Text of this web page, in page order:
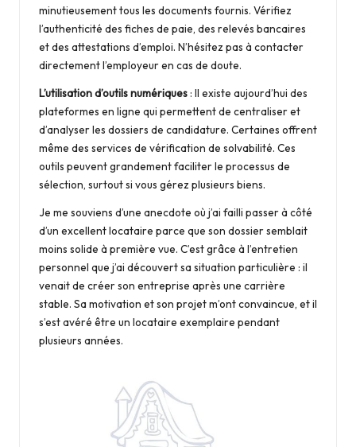
minutieusement tous les documents fournis. Vérifiez
l’authenticité des fiches de paie, des relevés bancaires
et des attestations d’emploi. N’hésitez pas à contacter
directement l’employeur en cas de doute.
L’utilisation d’outils numériques : Il existe aujourd’hui des
plateformes en ligne qui permettent de centraliser et
d’analyser les dossiers de candidature. Certaines offrent
même des services de vérification de solvabilité. Ces
outils peuvent grandement faciliter le processus de
sélection, surtout si vous gérez plusieurs biens.
Je me souviens d’une anecdote où j’ai failli passer à côté
d’un excellent locataire parce que son dossier semblait
moins solide à première vue. C’est grâce à l’entretien
personnel que j’ai découvert sa situation particulière : il
venait de créer son entreprise après une carrière
stable. Sa motivation et son projet m’ont convaincue, et il
s’est avéré être un locataire exemplaire pendant
plusieurs années.